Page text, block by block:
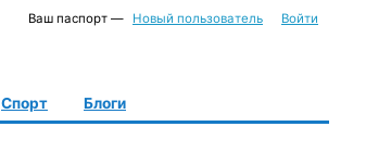
Ваш паспорт — Новый пользователь Войти
Спорт Блоги